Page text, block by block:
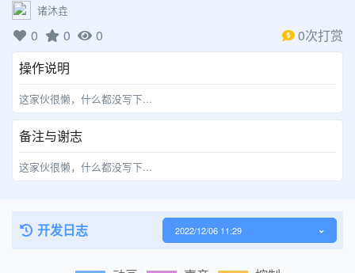
诸沐垚
0 0 0
0次打赏
操作说明
这家伙很懒，什么都没写下...
备注与谢志
这家伙很懒，什么都没写下...
开发日志 2022/12/06 11:29